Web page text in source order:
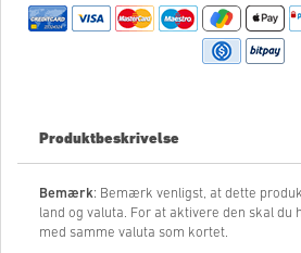
Produktbeskrivelse
Bemærk: Bemærk venligst, at dette
land og valuta. For at aktivere den skal du
med samme valuta som kortet.